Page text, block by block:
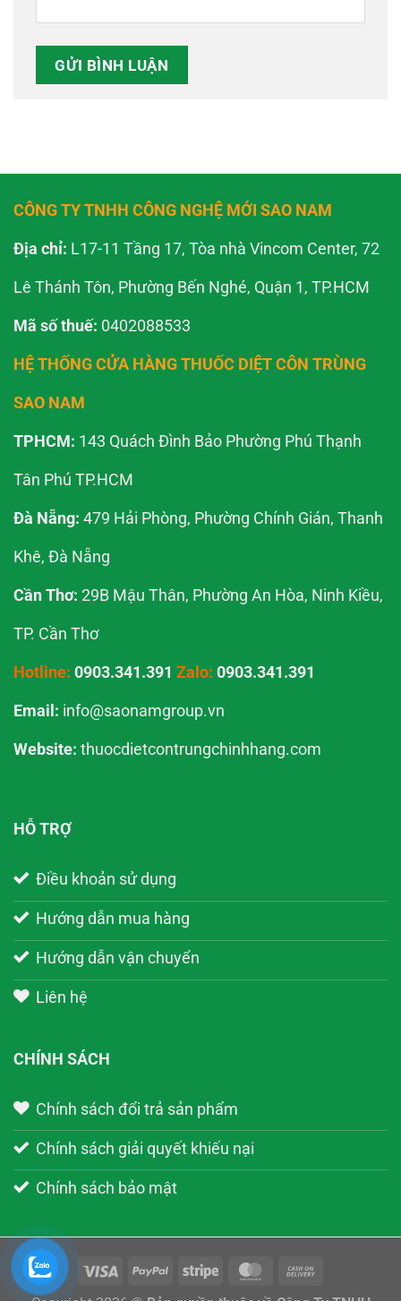
CÔNG TY TNHH CÔNG NGHỆ MỚI SAO NAM
Địa chỉ: L17-11 Tầng 17, Tòa nhà Vincom Center, 72
Lê Thánh Tôn, Phường Bến Nghé, Quận 1, TP.HCM
Mã số thuế: 0402088533
HỆ THỐNG CỬA HÀNG THUỐC DIỆT CÔN TRÙNG
SAO NAM
TPHCM: 143 Quách Đình Bảo Phường Phú Thạnh
Tân Phú TP.HCM
Đà Nẵng: 479 Hải Phòng, Phường Chính Gián, Thanh
Khê, Đà Nẵng
Cần Thơ: 29B Mậu Thân, Phường An Hòa, Ninh Kiều,
TP. Cần Thơ
Hotline: 0903.341.391 Zalo: 0903.341.391
Email: info@saonamgroup.vn
Website: thuocdietcontrungchinhhang.com
HỖ TRỢ
Điều khoản sử dụng
Hướng dẫn mua hàng
Hướng dẫn vận chuyển
Liên hệ
CHÍNH SÁCH
Chính sách đổi trả sản phẩm
Chính sách giải quyết khiếu nại
Chính sách bảo mật